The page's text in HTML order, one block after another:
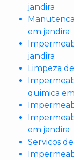
jandira
em jandira
jandira
Limpeza
quimica
em jandira
Servicos